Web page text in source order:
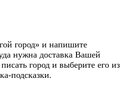
город» и напишите
нужна доставка Вашей
город и выберите его из
подсказки.